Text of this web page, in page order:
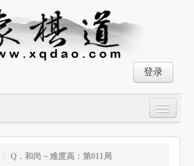
登录
/ Q．和尚－难度高：第011局